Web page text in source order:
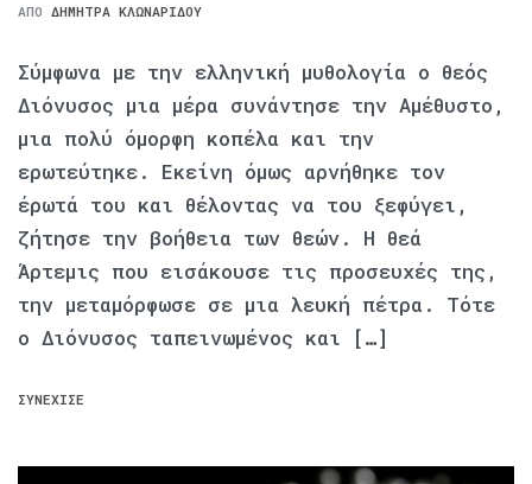
ΑΠΌ ΔΉΜΗΤΡΑ ΚΛΩΝΑΡΊΔΟΥ
Σύμφωνα με την ελληνική μυθολογία ο θεός
Διόνυσος μια μέρα συνάντησε την Αμέθυστο,
μια πολύ όμορφη κοπέλα και την
ερωτεύτηκε. Εκείνη όμως αρνήθηκε τον
έρωτά του και θέλοντας να του ξεφύγει,
ζήτησε την βοήθεια των θεών. Η θεά
Άρτεμις που εισάκουσε τις προσευχές της,
την μεταμόρφωσε σε μια λευκή πέτρα. Τότε
ο Διόνυσος ταπεινωμένος και […]
ΣΥΝΈΧΙΣΕ